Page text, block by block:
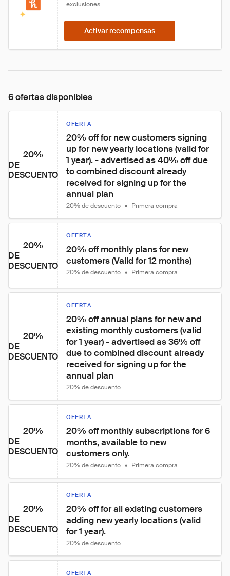
exclusiones.
Activar recompensas
6 ofertas disponibles
20%
DE
DESCUENTO
OFERTA
20% off for new customers signing
up for new yearly locations (valid for
1 year). - advertised as 40% off due
to combined discount already
received for signing up for the
annual plan
20% de descuento • Primera compra
20%
DE
DESCUENTO
OFERTA
20% off monthly plans for new
customers (Valid for 12 months)
20% de descuento • Primera compra
20%
DE
DESCUENTO
OFERTA
20% off annual plans for new and
existing monthly customers (valid
for 1 year) - advertised as 36% off
due to combined discount already
received for signing up for the
annual plan
20% de descuento
20%
DE
DESCUENTO
OFERTA
20% off monthly subscriptions for 6
months, available to new
customers only.
20% de descuento • Primera compra
20%
DE
DESCUENTO
OFERTA
20% off for all existing customers
adding new yearly locations (valid
for 1 year).
20% de descuento
OFERTA